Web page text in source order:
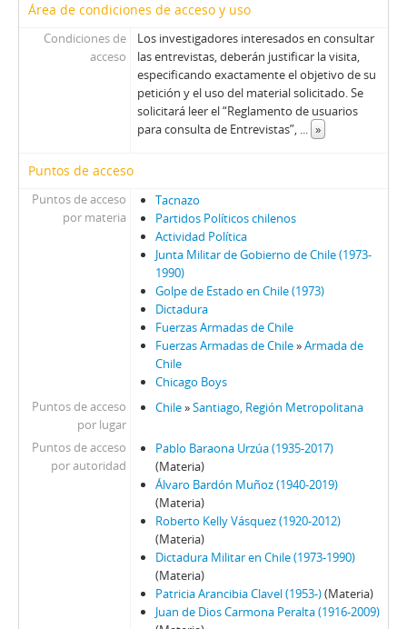
JW - Entrevistas realizadas por James R. Whelan
Área de condiciones de acceso y uso
Condiciones de
acceso
Los investigadores interesados en consultar
las entrevistas, deberán justificar la visita,
especificando exactamente el objetivo de su
petición y el uso del material solicitado. Se
solicitará leer el “Reglamento de usuarios
para consulta de Entrevistas”, ... »
Puntos de acceso
Puntos de acceso
por materia
Tacnazo
Partidos Políticos chilenos
Actividad Política
Junta Militar de Gobierno de Chile (1973-
1990)
Golpe de Estado en Chile (1973)
Dictadura
Fuerzas Armadas de Chile
Fuerzas Armadas de Chile»Armada de
Chile
Chicago Boys
Puntos de acceso
por lugar
Chile»Santiago, Región Metropolitana
Puntos de acceso
por autoridad
Pablo Baraona Urzúa (1935-2017)
(Materia)
Álvaro Bardón Muñoz (1940-2019)
(Materia)
Roberto Kelly Vásquez (1920-2012)
(Materia)
Dictadura Militar en Chile (1973-1990)
(Materia)
Patricia Arancibia Clavel (1953-)(Materia)
Juan de Dios Carmona Peralta (1916-2009)